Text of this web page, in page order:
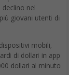
nel
giovani utenti di
mobili,
di dollari in app
dollari al minuto